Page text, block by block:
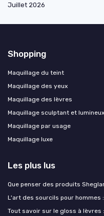
Juillet 2026
Shopping
Maquillage du teint
Maquillage des yeux
Maquillage des lèvres
Maquillage sculptant et lumineux
Maquillage par usage
Maquillage luxe
Les plus lus
Que penser des produits
L'art des sourcils pour hommes
Tout savoir sur le gloss à